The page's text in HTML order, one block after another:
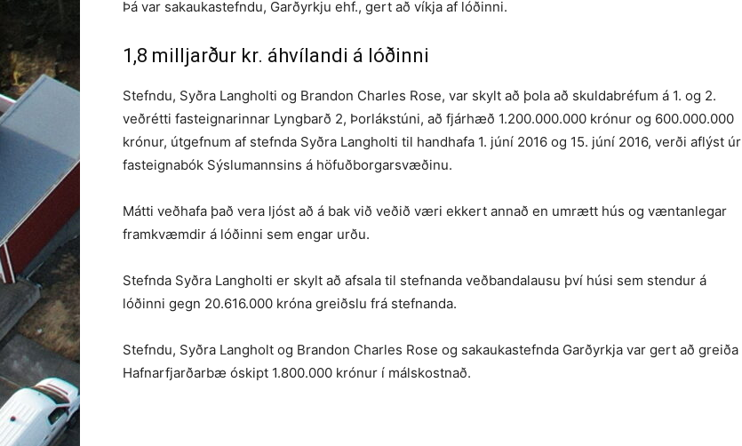
Þá var sakaukastefndu, Garðyrkju ehf., gert að víkja af lóðinni.
1,8 milljarður kr. áhvílandi á lóðinni
Stefndu, Syðra Langholti og Brandon Charles Rose, var skylt að þola að skuldabréfum á 1. og 2.
veðrétti fasteignarinnar Lyngbarð 2, Þorlákstúni, að fjárhæð 1.200.000.000 krónur og 600.000.000
krónur, útgefnum af stefnda Syðra Langholti til handhafa 1. júní 2016 og 15. júní 2016, verði aflýst úr
fasteignabók Sýslumannsins á höfuðborgarsvæðinu.
Mátti veðhafa það vera ljóst að á bak við veðið væri ekkert annað en umrætt hús og væntanlegar
framkvæmdir á lóðinni sem engar urðu.
Stefnda Syðra Langholti er skylt að afsala til stefnanda veðbandalausu því húsi sem stendur á
lóðinni gegn 20.616.000 króna greiðslu frá stefnanda.
Stefndu, Syðra Langholt og Brandon Charles Rose og sakaukastefnda Garðyrkja var gert að greiða
Hafnarfjarðarbæ óskipt 1.800.000 krónur í málskostnað.